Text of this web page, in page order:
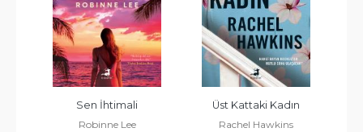
Sen İhtimali
Robinne Lee
Üst Kattaki Kadın
Rachel Hawkins